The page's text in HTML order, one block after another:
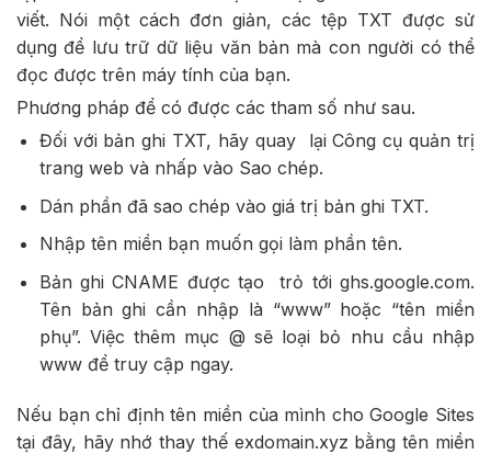
viết. Nói một cách đơn giản, các tệp TXT được sử
dụng để lưu trữ dữ liệu văn bản mà con người có thể
đọc được trên máy tính của bạn.
Phương pháp để có được các tham số như sau.
Đối với bản ghi TXT, hãy quay lại Công cụ quản trị
trang web và nhấp vào Sao chép.
Dán phần đã sao chép vào giá trị bản ghi TXT.
Nhập tên miền bạn muốn gọi làm phần tên.
Bản ghi CNAME được tạo trỏ tới ghs.google.com.
Tên bản ghi cần nhập là “www” hoặc “tên miền
phụ”. Việc thêm mục @ sẽ loại bỏ nhu cầu nhập
www để truy cập ngay.
Nếu bạn chỉ định tên miền của mình cho Google Sites
tại đây, hãy nhớ thay thế exdomain.xyz bằng tên miền